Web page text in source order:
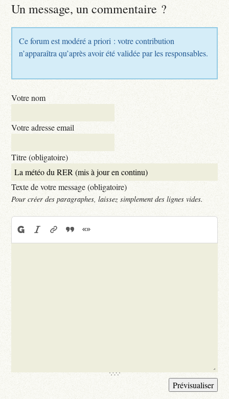
Un message, un commentaire ?
Ce forum est modéré a priori : votre contribution
n’apparaîtra qu’après avoir été validée par les responsables.
Votre nom
Votre adresse email
Titre (obligatoire)
Texte de votre message (obligatoire)
Pour créer des paragraphes, laissez simplement des lignes vides.